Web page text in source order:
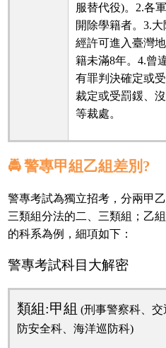
服替代役)。2.各
開除學籍者。3.
經許可進入臺灣
籍未滿8年。4.曾
有罪判決確定或
裁定或受罰鍰、
等裁處。
🚔 警專甲組乙組差別?
警專考試為獨立招考，分兩甲
三類組分法的二、三類組；乙
的科系為例，細項如下：
警專考試科目大解密
類組:甲組 (刑事警察科、
防安全科、海洋巡防科)